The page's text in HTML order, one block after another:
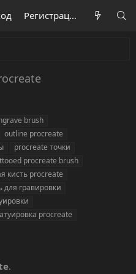
Регистрация
brush
outline procreate
procreate точки
procreate brush
кисть procreate
для гравировки
procreate
.